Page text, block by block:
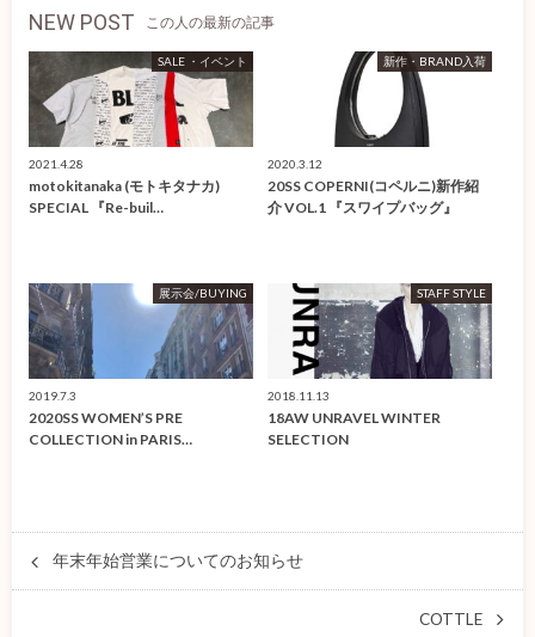
NEW POST この人の最新の記事
SALE ・イベント
2021.4.28
motokitanaka (モトキタナカ)
SPECIAL 『Re-buil…
新作・BRAND入荷
2020.3.12
20SS COPERNI(コペルニ)新作紹
介 VOL.1 『スワイプバッグ』
展示会/BUYING
2019.7.3
2020SS WOMEN’S PRE
COLLECTION in PARIS…
STAFF STYLE
2018.11.13
18AW UNRAVEL WINTER
SELECTION
年末年始営業についてのお知らせ
COTTLE